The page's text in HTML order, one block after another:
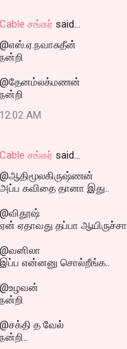
Cable சங்கர் said…
@எஸ்.ஏ.நவாசுதீன்
நன்றி
@தேனம்லக்மணன்
நன்றி
12:02 AM
Cable சங்கர் said…
@ஆதிமூலகிருஷ்ணன்
அப்ப கவிதை தானா இது..
@விதூஷ்
ஏன் ஏதாவது தப்பா ஆயிருச்சா..
@வனிலா
இப்ப என்னனு சொல்றீங்க..
@உழவன்
நன்றி
@சக்தி த வேல்
நன்றி..